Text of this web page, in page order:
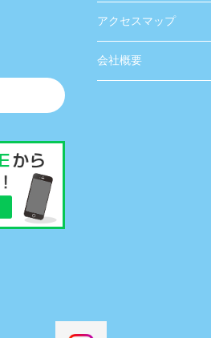
アクセスマップ
会社概要